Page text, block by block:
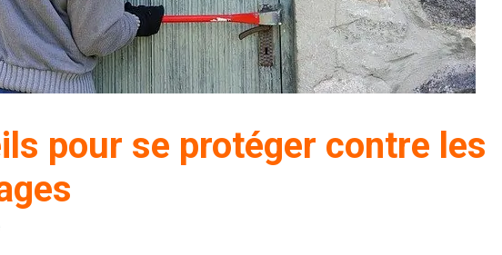
pour se protéger contre les